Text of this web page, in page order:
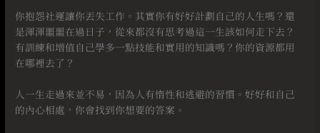
你抱怨社運讓你丟失工作。其實你有好好計劃自己的人生嗎？還
是渾渾噩噩在過日子，從來都沒有思考過這一生該如何走下去？
有訓練和增值自己學多一點技能和實用的知識嗎？你的資源都用
在哪裡去了？
人一生走過來並不易，因為人有惰性和逃避的習慣。好好和自己
的內心相處，你會找到你想要的答案。